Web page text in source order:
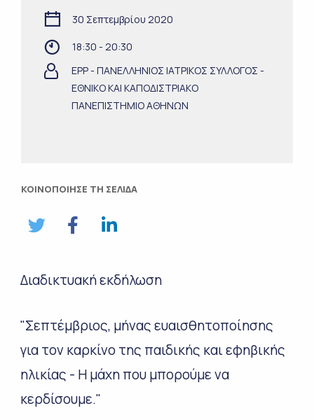
Διαδικτυακή εκδήλωση
"Σεπτέμβριος, μήνας ευαισθητοποίησης
για τον καρκίνο της παιδικής και εφηβικής
ηλικίας - Η μάχη που μπορούμε να
κερδίσουμε."
30 Σεπτεμβρίου 2020
18:30 - 20:30
EPP - ΠΑΝΕΛΛΗΝΙΟΣ ΙΑΤΡΙΚΟΣ ΣΥΛΛΟΓΟΣ -
ΕΘΝΙΚΟ ΚΑΙ ΚΑΠΟΔΙΣΤΡΙΑΚΟ
ΠΑΝΕΠΙΣΤΗΜΙΟ ΑΘΗΝΩΝ
ΚΟΙΝΟΠΟΙΗΣΕ ΤΗ ΣΕΛΙΔΑ